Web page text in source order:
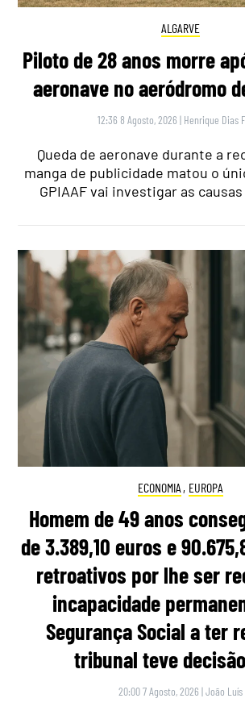
ALGARVE
Piloto de 28 anos morre
aeronave no aeródromo
12:36 8 Agosto, 2026 | Henrique Dias
Queda de aeronave durante a
manga de publicidade matou o
GPIAAF vai investigar as
ECONOMIA , EUROPA
Homem de 49 anos
de 3.389,10 euros e
retroativos por lhe ser
incapacidade
Segurança Social a ter
tribunal teve
20:00 7 Agosto, 2026 |João Luís